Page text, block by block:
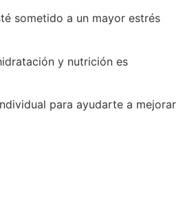
sometido a un mayor estrés
y nutrición es
para ayudarte a mejorar